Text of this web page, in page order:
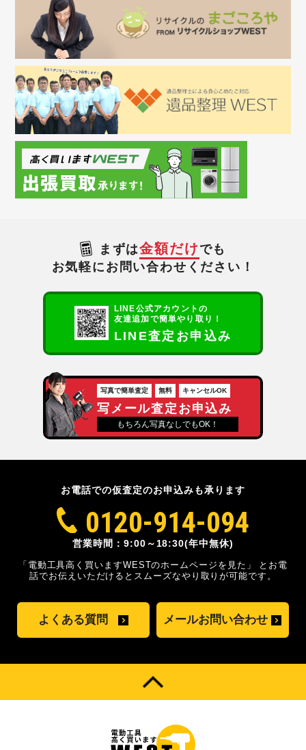
まずは金額だけ でも
お気軽にお問い合わせください！
LINE公式アカウントの
友達追加で簡単やり取り！
LINE査定お申込み
写真で簡単査定 無料 キャンセルOK
写メール査定お申込み
もちろん写真なしでもOK！
お電話での仮査定のお申込みも承ります
0120-914-094
営業時間：9:00～18:30(年中無休)
「電動工具高く買いますWESTのホームページを見た」
とお電
話でお伝えいただけるとスムーズなやり取りが可能です。
よくある質問 メールお問い合わせ